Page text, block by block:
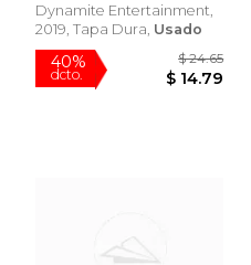
50%
dcto. $ 19.04
Dynamite Entertainment,
2019, Tapa Dura, Usado